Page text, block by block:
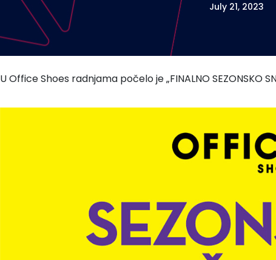
July 21, 2023
U Office Shoes radnjama počelo je „FINALNO SEZONSKO